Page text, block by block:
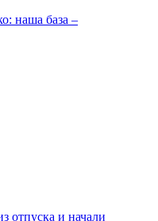
наша база –
отпуска и начали